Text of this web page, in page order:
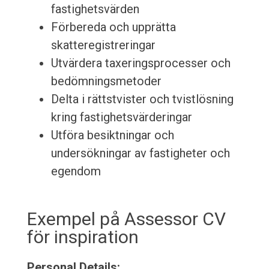
fastighetsvärden
Förbereda och upprätta
skatteregistreringar
Utvärdera taxeringsprocesser och
bedömningsmetoder
Delta i rättstvister och tvistlösning
kring fastighetsvärderingar
Utföra besiktningar och
undersökningar av fastigheter och
egendom
Exempel på Assessor CV
för inspiration